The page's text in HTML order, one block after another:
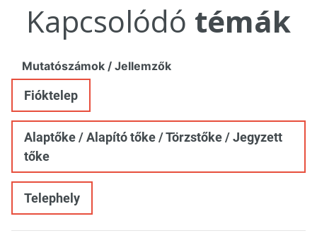
Kapcsolódó témák
Mutatószámok / Jellemzők
Fióktelep
Alaptőke / Alapító tőke / Törzstőke / Jegyzett
tőke
Telephely